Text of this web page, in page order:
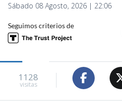
Sábado 08 Agosto, 2026 | 22:06
Seguimos criterios de
1128
visitas